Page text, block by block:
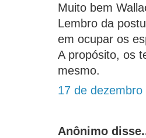
Muito bem
Lembro da
em ocupar os
A propósito, os
mesmo.
17 de
Anônimo